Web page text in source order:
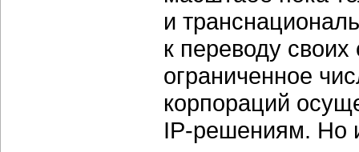
и
к переводу
ограниченное
корпораций
IP-решениям. Но